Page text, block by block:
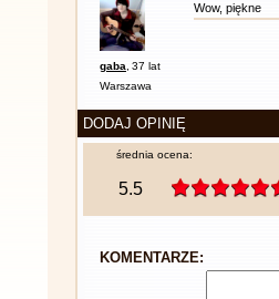
gaba 37 lat
Warszawa
Wow, piękne
DODAJ OPINIĘ
średnia ocena:
5.5
KOMENTARZE: